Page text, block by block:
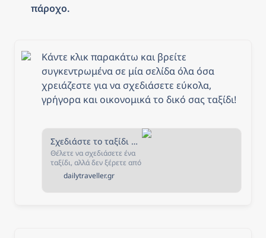
πάροχο.
Κάντε κλικ παρακάτω και βρείτε
συγκεντρωμένα σε μία σελίδα όλα όσα
χρειάζεστε για να σχεδιάσετε εύκολα,
γρήγορα και οικονομικά το δικό σας ταξίδι!
Σχεδιάστε το ταξίδι σας - The Daily Traveller
Θέλετε να σχεδιάσετε ένα
ταξίδι, αλλά δεν ξέρετε από
που να ξεκινήσετε; Αν ναι,
τότε είστε στο κατάλληλο
dailytraveller.gr